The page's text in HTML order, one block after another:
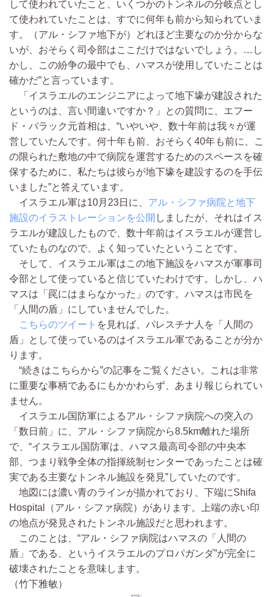
して使われていたこと、いくつかのトンネルの分岐点とし
て使われていたことは、すでに何年も前から知られていま
す。（アル・シファ地下が）どれほど主要なのか分からな
いが、おそらく司令部はここだけではないでしょう。…し
かし、この紛争の最中でも、ハマスが使用していたことは
確かだ”と言っています。
「イスラエルのエンジニアによって地下壕が建設された
というのは、言い間違いですか？」との質問に、エフー
ド・バラック元首相は、“いやいや、数十年前は我々が運
営していたんです。何十年も前、おそらく40年も前に、こ
の限られた敷地の中で病院を運営するためのスペースを確
保するために、私たちは彼らが地下壕を建設するのを手伝
いました”と答えています。
イスラエル軍は10月23日に、 アル・シファ病院と地下
施設のイラストレーションを公開 しましたが、それはイス
ラエルが建設したもので、数十年前はイスラエルが運営し
ていたものなので、よく知っていたということです。
そして、イスラエル軍はこの地下施設をハマスが軍事司
令部として使っていると信じていたわけです。しかし、ハ
マスは「罠にはまらなかった」のです。ハマスは市民を
「人間の盾」にしていませんでした。
こちらのツイート を見れば、パレスチナ人を「人間の
盾」として使っているのはイスラエル軍であることが分か
ります。
“続きはこちらから”の記事をご覧ください。これは非常
に重要な事柄であるにもかかわらず、あまり報じられてい
ません。
イスラエル国防軍によるアル・シファ病院への突入の
「数日前」に、アル・シファ病院から8.5km離れた場所
で、“イスラエル国防軍は、ハマス最高司令部の中央本
部、つまり戦争全体の指揮統制センターであったことは確
実である主要なトンネル施設を発見”していたのです。
地図には濃い青のラインが描かれており、下端にShifa
Hospital（アル・シファ病院）があります。上端の赤い印
の地点が発見されたトンネル施設だと思われます。
このことは、“アル・シファ病院はハマスの「人間の
盾」である、というイスラエルのプロパガンダ”が完全に
破壊されたことを意味します。
（竹下雅敏）